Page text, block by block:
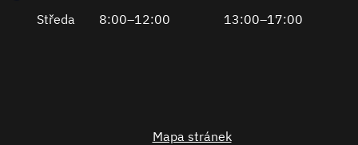
Středa
8:00–12:00 13:00–17:00
Mapa stránek